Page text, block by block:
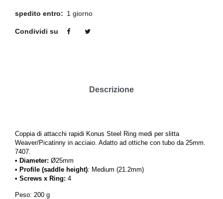
spedito entro: 1 giorno
Condividi su
Descrizione
Coppia di attacchi rapidi Konus Steel Ring medi per slitta
Weaver/Picatinny in acciaio. Adatto ad ottiche con tubo da 25mm.
7407.
• Diameter: Ø25mm
• Profile (saddle height): Medium (21.2mm)
• Screws x Ring: 4
Peso: 200 g